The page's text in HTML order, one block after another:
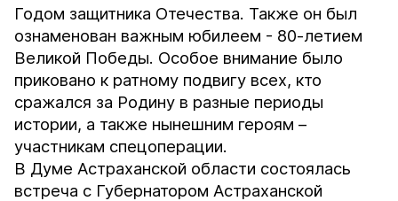
Годом защитника Отечества. Также он был
ознаменован важным юбилеем - 80-летием
Великой Победы. Особое внимание было
приковано к ратному подвигу всех, кто
сражался за Родину в разные периоды
истории, а также нынешним героям –
участникам спецоперации.
В Думе Астраханской области состоялась
встреча с Губернатором Астраханской